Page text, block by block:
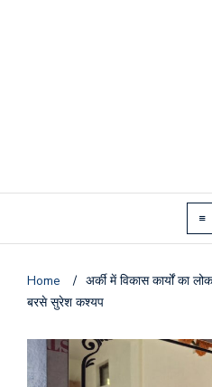
Home / अर्की में विकास कार्यों का
बरसे सुरेश कश्यप